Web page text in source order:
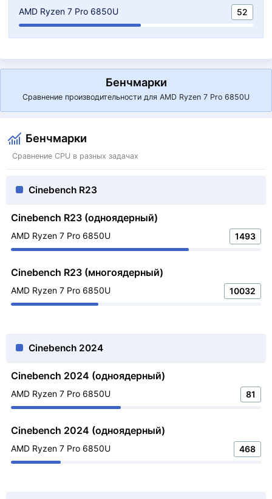
AMD Ryzen 7 Pro 6850U 52
Бенчмарки
Сравнение производительности для AMD Ryzen 7 Pro 6850U
Бенчмарки
Сравнение CPU в разных задачах
Cinebench R23
Cinebench R23 (одноядерный)
AMD Ryzen 7 Pro 6850U 1493
Cinebench R23 (многоядерный)
AMD Ryzen 7 Pro 6850U 10032
Cinebench 2024
Cinebench 2024 (одноядерный)
AMD Ryzen 7 Pro 6850U 81
Cinebench 2024 (одноядерный)
AMD Ryzen 7 Pro 6850U 468